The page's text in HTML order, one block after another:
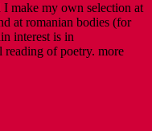
I make my own selection at
at romanian bodies (for
interest is in
reading of poetry. more